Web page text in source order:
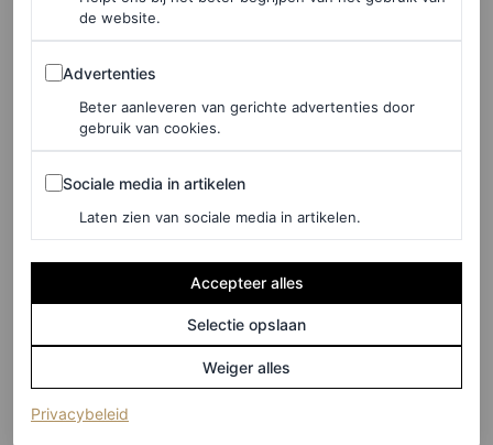
Brian Jones en Anita Pallenberg
Jones en Pallenberg droegen even flamboyante looks op
het festival van 1967.
de website.
Advertenties
Advertenties
Beter aanleveren van gerichte advertenties door
gebruik van cookies.
Sociale media in artikelen
Sociale media in artikelen
Laten zien van sociale media in artikelen.
Accepteer alles
Selectie opslaan
Weiger alles
Privacybeleid